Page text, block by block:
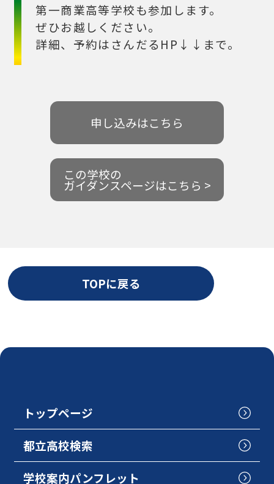
第一商業高等学校も参加します。
ぜひお越しください。
詳細、予約はさんだるHP↓↓まで。
申し込みはこちら
この学校の
ガイダンスページはこちら >
TOPに戻る
トップページ
都立高校検索
学校案内パンフレット